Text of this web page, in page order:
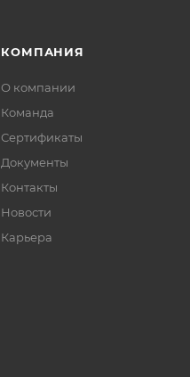
КОМПАНИЯ
О компании
Команда
Сертификаты
Документы
Контакты
Новости
Карьера